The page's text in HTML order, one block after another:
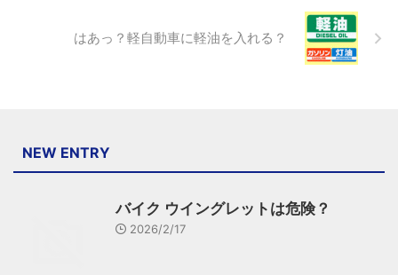
はあっ？軽自動車に軽油を入れる？
NEW ENTRY
バイク ウイングレットは危険？
2026/2/17